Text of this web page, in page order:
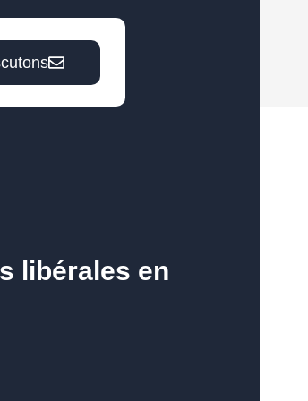
libérales en